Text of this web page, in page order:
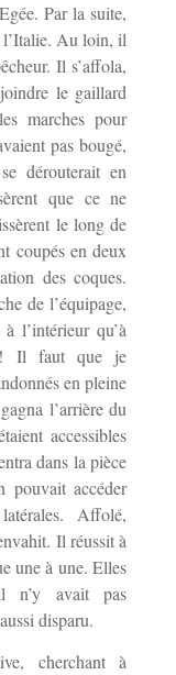
Par la suite,
l’Italie. Au loin, il
Il s’affola,
le gaillard
marches pour
pas bougé,
dérouterait en
que ce ne
le long de
coupés en deux
des coques.
de l’équipage,
l’intérieur qu’à
! Il faut que je
en pleine
l’arrière du
accessibles
dans la pièce
pouvait accéder
Affolé,
Il réussit à
une à une. Elles
n’y avait pas
disparu.
cherchant à